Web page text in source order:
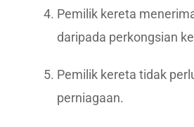
Pemilik kereta
daripada perkongsian
Pemilik kereta tidak
perniagaan.